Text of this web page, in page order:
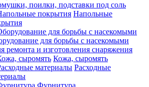
поилки, подставки под соль
Напольные
для борьбы с насекомыми
ремонта и изготовления снаряжения
Кожа, сыромять
Расходные
Фурнитура